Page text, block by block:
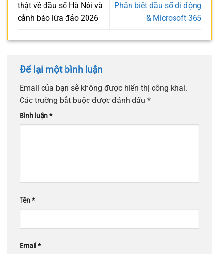
thật về đầu số Hà Nội và
cảnh báo lừa đảo 2026
Phân biệt đầu số di động
& Microsoft 365
Để lại một bình luận
Email của bạn sẽ không được hiển thị công khai.
Các trường bắt buộc được đánh dấu *
Bình luận*
Tên*
Email *